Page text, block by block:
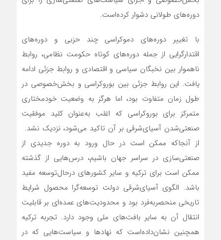
دوره‌‌‌‌‌‌های طولانی دشوار کرده‌است.
با تغییر دوره‌‌‌‌‌‌های دموکراسی چند حزبی و دوره‌‌‌‌‌‌های
اقتدارگرایی از جمله دوره‌‌‌‌‌‌های کوتاه حکومت نظامی، روابط
ناهموار بین نخبگان سیاسی و اقتصادی و روابط جزئی ادامه
یافت. این روابط جزئی بین بوروکراسی و بخش‌خصوصی در
طول زمان متفاوت بود، اما هرگز به وضعیت خودمختاری
متمرکز برای بوروکراسی که اغلب به‌عنوان کلید موفقیت
صنعتی‌شدن آسیای‌شرقی بر آن تاکید می‌شود، نزدیک نشد.
از آنجا‌که ممکن است در حال ورود به دوره جدیدی از
صنعتی‌‌‌‌‌‌سازی در سراسر جهان باشیم، درس‌هایی از گذشته
ممکن است برای ترکیه و سایر کشورهای درحال‌توسعه مفید
باشد. الگوی آسیای‌شرقی دولت توسعه‌‌‌‌‌‌گرا محصول شرایط
تاریخی منحصربه‌‌‌‌‌‌فرد بود و محدودیت‌های عمده‌ای بر قابلیت
انتقال آن به سایر بافت‌‌‌‌‌‌های ملی وجود دارد. تجربه ترکیه
همچنین نشان‌داده‌است که نهادها و سیاست‌هایی که در